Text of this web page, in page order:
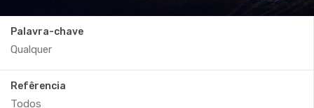
Palavra-chave
Refêrencia